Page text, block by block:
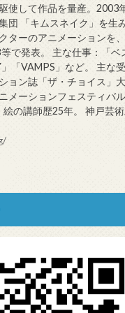
使して作品を量産。2003年
団 「キムスネイク」を生
ターのアニメーションを
で発表。 主な仕事：「ベ
「VAMPS」など。 主な受
ョン誌「ザ・チョイス」
メーションフェスティバル
の講師歴25年。 神戸芸